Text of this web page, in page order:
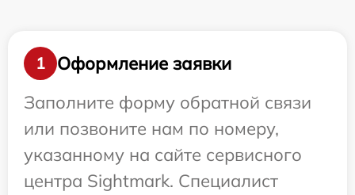
1
Оформление заявки
Заполните форму обратной связи
или позвоните нам по номеру,
указанному на сайте сервисного
центра Sightmark. Специалист